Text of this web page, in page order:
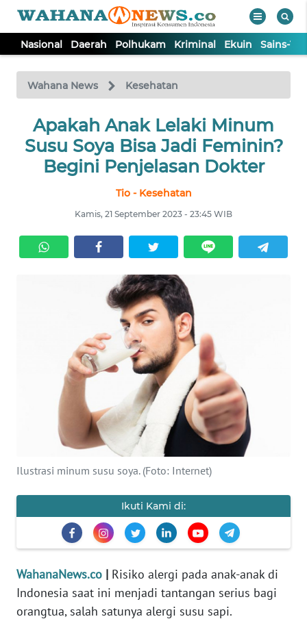
Nasional Daerah Polhukam Kriminal Ekuin Sains-
Wahana News Kesehatan
Apakah Anak Lelaki Minum
Susu Soya Bisa Jadi Feminin?
Begini Penjelasan Dokter
Tio - Kesehatan
Kamis, 21 September 2023 - 23:45 WIB
Ilustrasi minum susu soya. (Foto: Internet)
Ikuti Kami di:
WahanaNews.co | Risiko alergi pada anak-anak di
Indonesia saat ini menjadi tantangan serius bagi
orangtua, salah satunya alergi susu sapi.
TV
Tutup
NASIONAL
DAERAH
KRIMINAL
KESEHATAN
INTERNASIONAL
PENDIDIKAN
EDITORIAL
Informasi